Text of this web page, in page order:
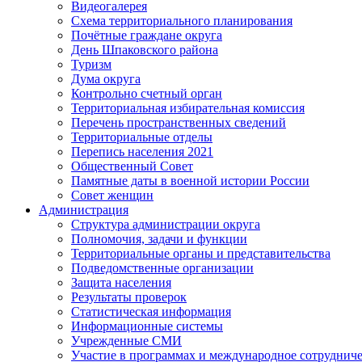
Видеогалерея
Схема территориального планирования
Почётные граждане округа
День Шпаковского района
Туризм
Дума округа
Контрольно счетный орган
Территориальная избирательная комиссия
Перечень пространственных сведений
Территориальные отделы
Перепись населения 2021
Общественный Совет
Памятные даты в военной истории России
Совет женщин
Администрация
Структура администрации округа
Полномочия, задачи и функции
Территориальные органы и представительства
Подведомственные организации
Защита населения
Результаты проверок
Статистическая информация
Информационные системы
Учрежденные СМИ
Участие в программах и международное